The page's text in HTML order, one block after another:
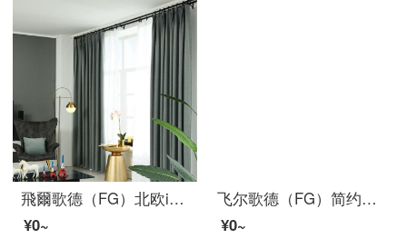
飛爾歌德（FG）北欧ins風シンプルで純色の羊ラクダ毛のカーテンリビングルームの書斎のベランダの床の窓の翻る現代なライト贅沢な完成品のカーテンは青灰色のカーテンを注文して作られました。
¥0~
飞尔歌德（FG）简约纯色亮光丝拼接窗帘布 ins北欧风客厅卧室书房阳台落地帘飘窗成品窗帘定制 米白色窗帘（不含窗纱） 宽3米*高2.7米-挂钩式一片(高度可改短)
¥0~